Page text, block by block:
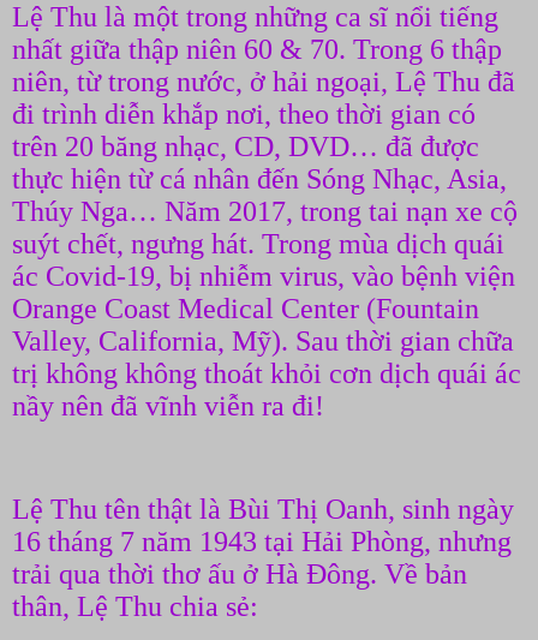
Lệ Thu là một trong những ca sĩ nổi tiếng
nhất giữa thập niên 60 & 70. Trong 6 thập
niên, từ trong nước, ở hải ngoại, Lệ Thu đã
đi trình diễn khắp nơi, theo thời gian có
trên 20 băng nhạc, CD, DVD… đã được
thực hiện từ cá nhân đến Sóng Nhạc, Asia,
Thúy Nga… Năm 2017, trong tai nạn xe cộ
suýt chết, ngưng hát. Trong mùa dịch quái
ác Covid-19, bị nhiễm virus, vào bệnh viện
Orange Coast Medical Center (Fountain
Valley, California, Mỹ). Sau thời gian chữa
trị không không thoát khỏi cơn dịch quái ác
nầy nên đã vĩnh viễn ra đi!
Lệ Thu tên thật là Bùi Thị Oanh, sinh ngày
16 tháng 7 năm 1943 tại Hải Phòng, nhưng
trải qua thời thơ ấu ở Hà Đông. Về bản
thân, Lệ Thu chia sẻ: